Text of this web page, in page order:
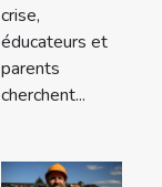
crise,
éducateurs et
parents
cherchent...